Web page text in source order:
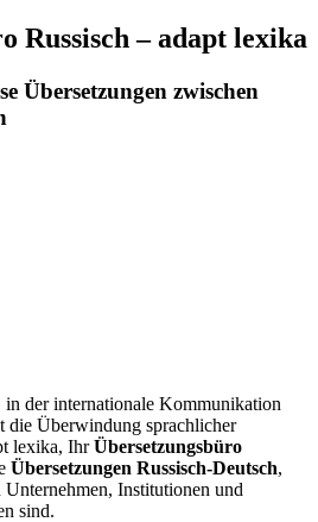
Russisch – adapt lexika
Übersetzungen zwischen
der internationale Kommunikation
die Überwindung sprachlicher
lexika, IhrÜbersetzungsbüro
Übersetzungen Russisch-Deutsch,
Institutionen und
sind.